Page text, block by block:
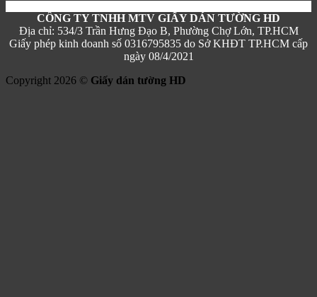
CÔNG TY TNHH MTV GIẤY DÁN TƯỜNG HD
Địa chỉ: 534/3 Trần Hưng Đạo B, Phường Chợ Lớn, TP.HCM
Giấy phép kinh doanh số 0316795835 do Sở KHĐT TP.HCM cấp
ngày 08/4/2021
Copyright 2026 © Giấy dán tường HD